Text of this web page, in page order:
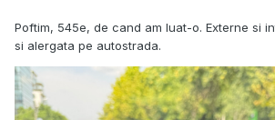
Poftim, 545e, de cand am luat-o. Externe si
si alergata pe autostrada.